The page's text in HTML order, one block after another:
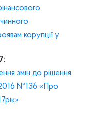
корупції у
змін до рішення
№136 «Про